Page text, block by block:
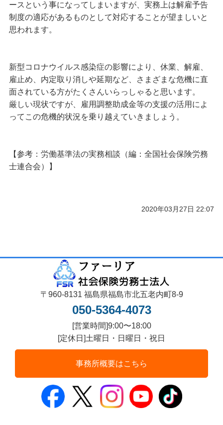
ースという事になってしまいますが、実務上は解雇予告
制度の適応があるものとして対応することが望ましいと
思われます。
新型コロナウイルス感染症の影響により、休業、解雇、
雇止め、内定取り消しや延期など、さまざまな危機に直
面されている方がたくさんいらっしゃると思います。
厳しい現状ですが、雇用調整助成金等の支援の活用によ
ってこの危機的状況を乗り越えていきましょう。
【参考：労働基準法の実務相談（編：全国社会保険労務
士連合会）】
2020年03月27日 22:07
〒960-8131 福島県福島市北五老内町8-9
050-5364-4073
[営業時間]9:00〜18:00
[定休日]土曜日・日曜日・祝日
事務所概要はこちら